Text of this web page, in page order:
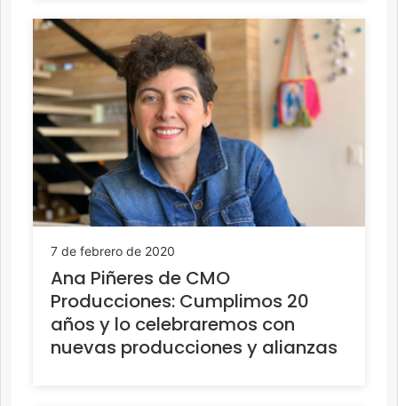
7 de febrero de 2020
Ana Piñeres de CMO
Producciones: Cumplimos 20
años y lo celebraremos con
nuevas producciones y alianzas